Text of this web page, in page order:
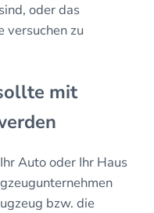
oder das
versuchen zu
mit
Auto oder Ihr Haus
bzw. die